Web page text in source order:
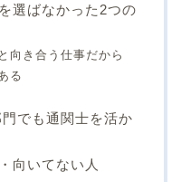
選ばなかった2つの
向き合う仕事だから
る
でも通関士を活か
向いてない人